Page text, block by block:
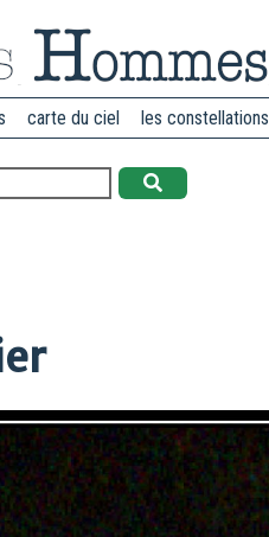
carte du ciel les constellations